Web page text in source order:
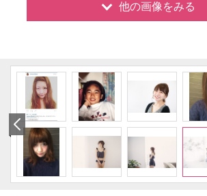
他の画像をみる